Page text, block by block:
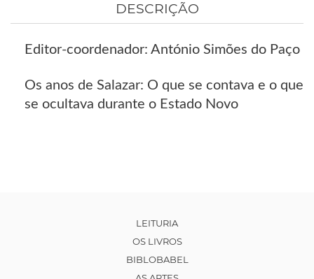
DESCRIÇÃO
Editor-coordenador: António Simões do Paço
Os anos de Salazar: O que se contava e o que
se ocultava durante o Estado Novo
LEITURIA
OS LIVROS
BIBLOBABEL